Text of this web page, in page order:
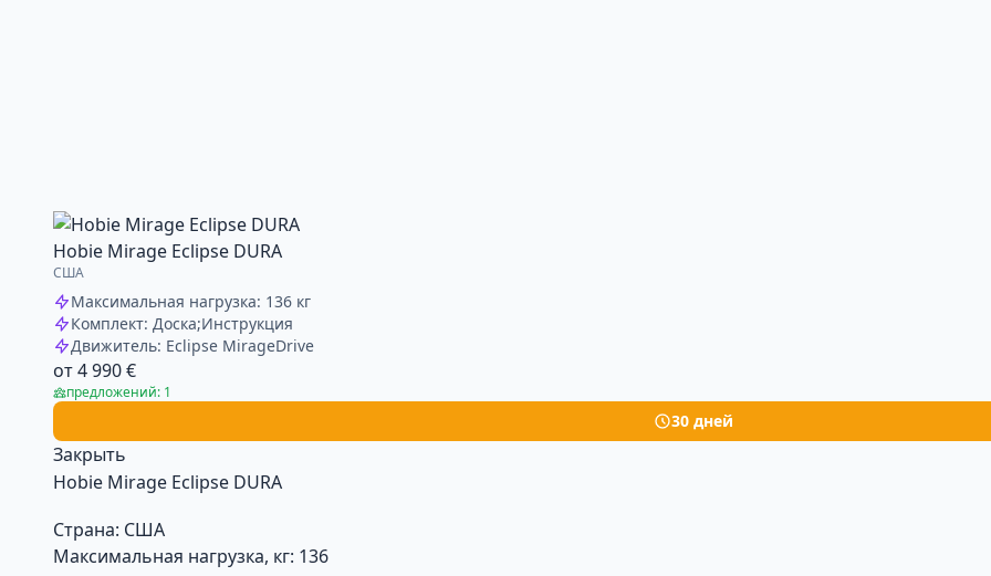
Hobie Mirage Eclipse DURA
США
Максимальная нагрузка: 136 кг
Комплект: Доска;Инструкция
Движитель: Eclipse MirageDrive
от 4 990 €
предложений: 1
30 дней
Закрыть
Hobie Mirage Eclipse DURA
Страна: США
Максимальная нагрузка, кг: 136